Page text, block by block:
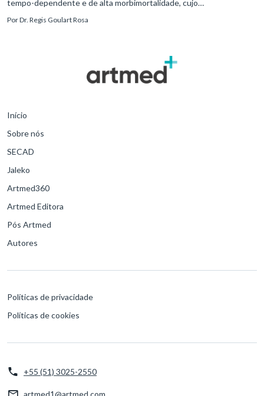
para o desfe
PorDr. Regis Goulart Rosa
Início
Sobre nós
SECAD
Jaleko
Artmed360
Artmed Editora
Pós Artmed
Autores
Políticas de privacidade
Políticas de cookies
+55 (51) 3025-2550
artmed1@artmed.com